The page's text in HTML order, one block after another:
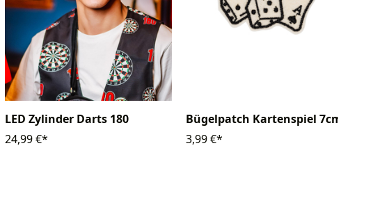
LED Zylinder Darts 180
24,99 €*
Bügelpatch Kartenspiel 7cm
3,99 €*